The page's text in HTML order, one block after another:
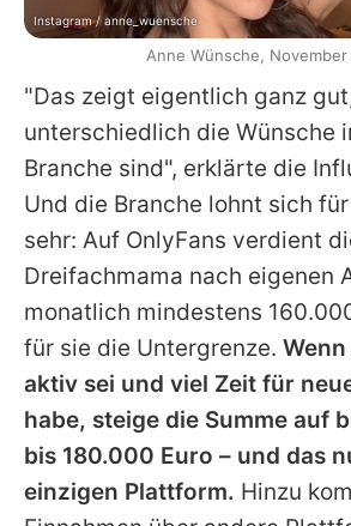
"Das zeigt eigentlich ganz
unterschiedlich die Wünsche
Branche sind", erklärte die
Und die Branche lohnt sich
sehr: Auf OnlyFans verdient
Dreifachmama nach eigenen
monatlich mindestens
für sie die Untergrenze.
aktiv sei und viel Zeit für
habe, steige die Summe auf
bis 180.000 Euro – und das
einzigen Plattform. Hinzu
Instagram / anne_wuensche
Anne Wünsche, November